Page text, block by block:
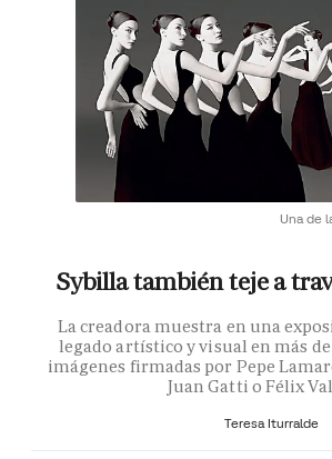
Una de
Sybilla también teje a
La creadora muestra en una
legado artístico y visual en más
imágenes firmadas por Pepe
Juan Gatti o Félix
Teresa Iturralde